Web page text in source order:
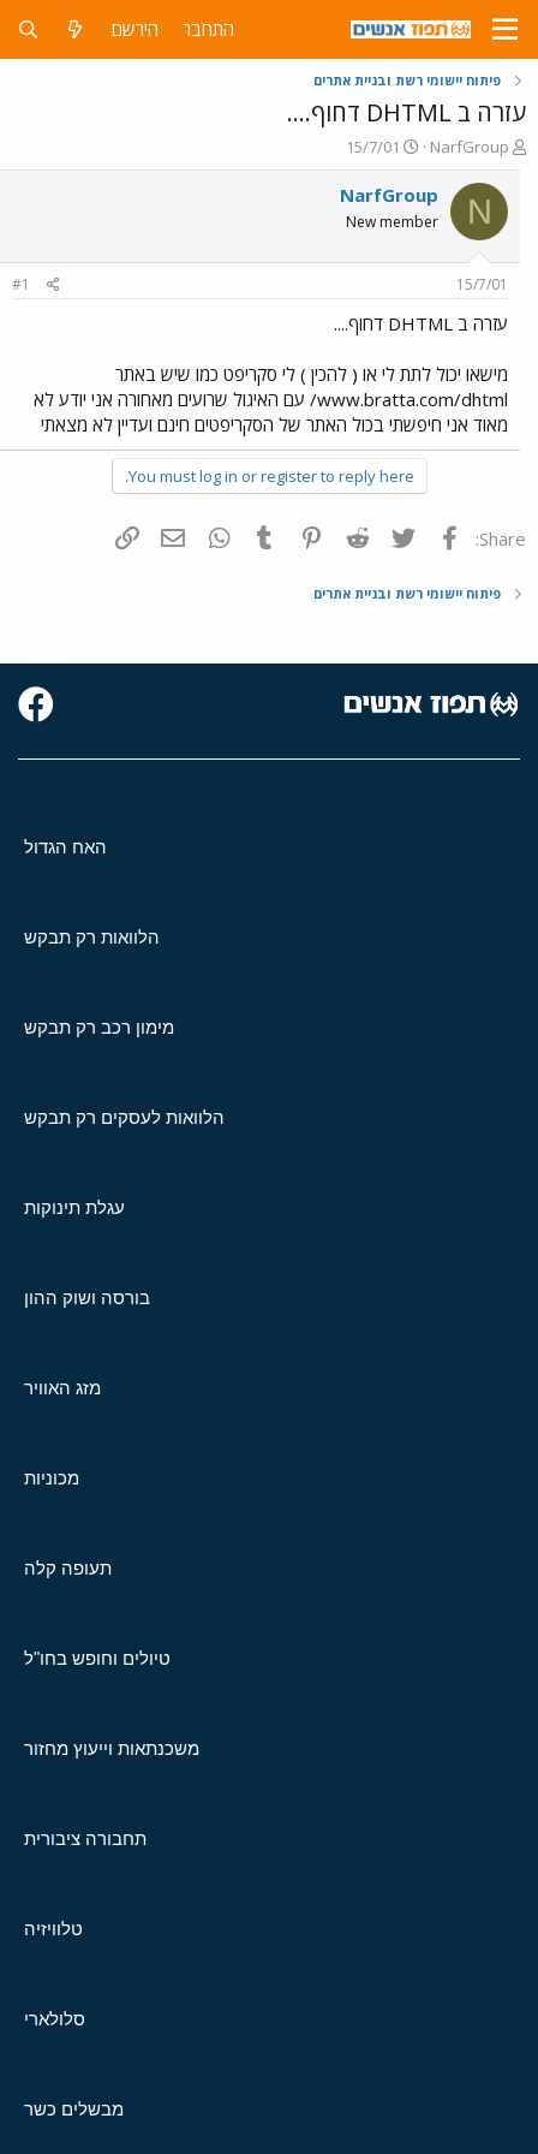
התחבר הירשם
פיתוח יישומי רשת ובניית אתרים
עזרה ב DHTML דחוף....
פ
ו
ת
ח
ה
ש
א
NarfGroup
פ
ו
ר
ם
ר
15/7/01
N
NarfGroup
New member
15/7/01
#1
עזרה ב DHTML דחוף....
מישאו יכול לתת לי או ( להכין ) לי סקריפט כמו שיש באתר
www.bratta.com/dhtml/ עם האיגול שרועים מאחורה אני יודע לא
מאוד אני חיפשתי בכול האתר של הסקריפטים חינם ועדיין לא מצאתי
You must log in or register to reply here.
Share: פייסבוק Twitter
Reddit
Pinterest
Tumblr
WhatsAppדואר אלקטרוני
פיתוח יישומי רשת ובניית אתרים
האח הגדול
הלוואות רק תבקש
מימון רכב רק תבקש
הלוואות לעסקים רק תבקש
עגלת תינוקות
בורסה ושוק ההון
מזג האוויר
מכוניות
תעופה קלה
טיולים וחופש בחו"ל
משכנתאות וייעוץ מחזור
תחבורה ציבורית
טלוויזיה
סלולארי
מבשלים כשר